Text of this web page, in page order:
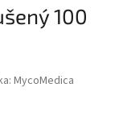
100
MycoMedica